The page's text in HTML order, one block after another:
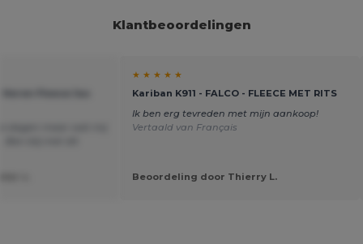
Klantbeoordelingen
★ ★ ★ ★ ★
Kariban K911 - FALCO - FLEECE MET RITS
Ik ben erg tevreden met mijn aankoop!
Vertaald van Français
Beoordeling door Thierry L.